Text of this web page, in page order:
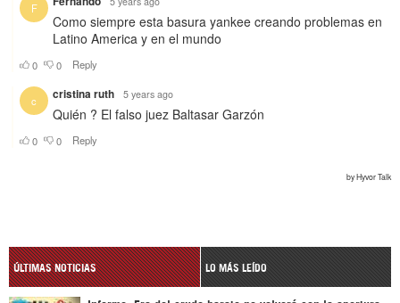
ÚLTIMAS NOTICIAS LO MÁS LEÍDO